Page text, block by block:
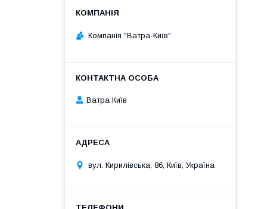
Компанія "Ватра-Київ"
Ватра Київ
вул. Кирилівська, 86, Київ, Україна